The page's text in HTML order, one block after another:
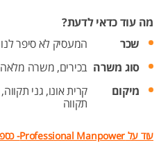
מה עוד כדאי לדעת?
שכר
המעסיק לא סיפר לנו
סוג משרה בכירים, משרה מלאה
מיקום
קרית אונו, גני תקווה,
תקווה
עוד על Professional Manpower- כספים